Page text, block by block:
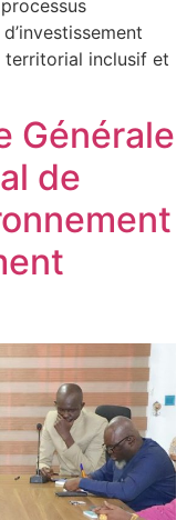
territorial inclusif et
Générale
de